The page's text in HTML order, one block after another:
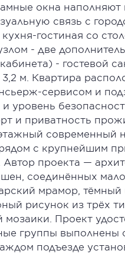
окна наполняют
связь с
гостиная со
- две
- гостевой
м. Квартира
сервисом и
уровень
и приватность
современный
с крупнейшим
проекта —
соединённых
мрамор, тёмный
рисунок из трёх
Проект
группы
подъезде